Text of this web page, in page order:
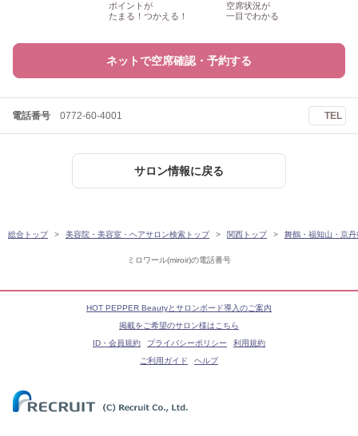
ミロワール(miroir)の電話番号
ポイントが
たまる！つかえる！
空席状況が
一目でわかる
ネットで空席確認・予約する
電話番号 0772-60-4001 TEL
サロン情報に戻る
総合トップ 美容院・美容室・ヘアサロン検索トップ 関西トップ 舞鶴・福知山・京
HOT PEPPER Beautyとサロンボード導入のご案内
掲載をご希望のサロン様はこちら
ID・会員規約
プライバシーポリシー
利用規約
ご利用ガイド
ヘルプ